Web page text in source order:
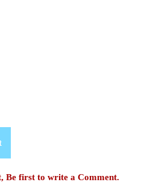
Be first to write a Comment.